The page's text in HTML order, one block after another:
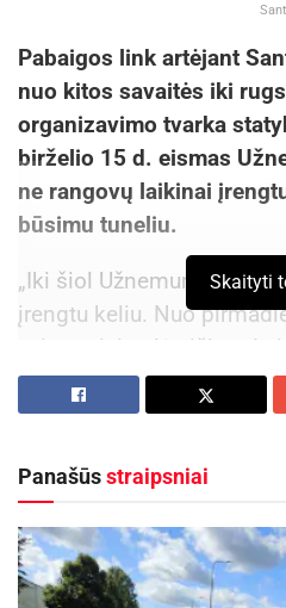
Pabaigos link artėjant
nuo kitos savaitės iki
organizavimo tvarka
birželio 15 d. eismas
ne rangovų laikinai
būsimu tuneliu.
„Iki šiol Užnemunės
įrengtu keliu. Nuo
vairuotojai galės
būsimame prietilčio
savivaldybės Statybos
Aktualios
Kauno žaliosios
pavasario žiedų
Skaityti
Panašūsstraipsniai